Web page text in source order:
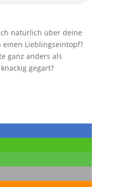
natürlich über deine
Lieblingseintopf?
ganz anders als
gegart?